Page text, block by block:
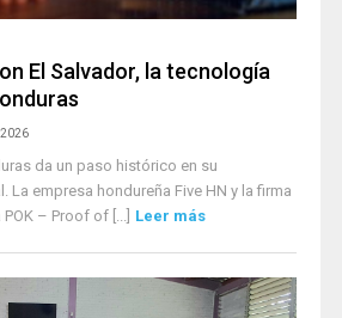
El Salvador, la tecnología
da un paso histórico en su
empresa hondureña Five HN y la firma
– Proof of [...] Leer más